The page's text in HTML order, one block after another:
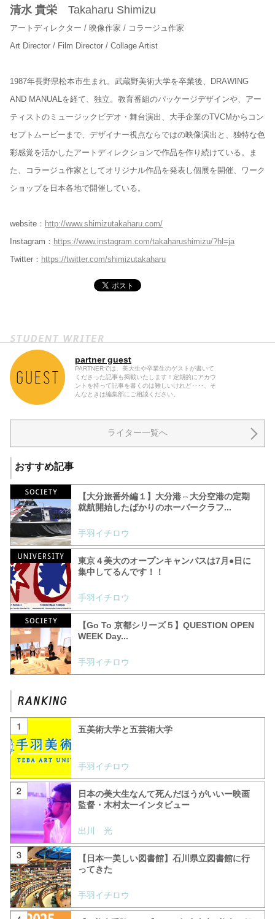
清水 貴栄 Takaharu Shimizu
アートディレクター / 映像作家 / コラージュ作家
Art Director / Film Director / Collage Artist
1987年長野県松本市生まれ。武蔵野美術大学を卒業後、DRAWING
AND MANUALを経て、独立。教育番組のパッケージデザインや、アー
ティストのミュージックビデオ・舞台演出、大手企業のTVCMからコン
セプトムービーまで、デザイナー視点ならではの映像演出と、独特な色
彩感覚を活かしたアートディレクションで作品を作り続けている。ま
た、コラージュ作家としてオリジナル作品を発表し個展を開催、ワーク
ショップを日本各地で開催している。
website： http://www.shimizutakaharu.com/
Instagram： https://www.instagram.com/takaharushimizu/?hl=ja
Twitter： https://twitter.com/shimizutakaharu
partner guest
PARTNERでは、美大生や卒業生のゲストが書いて
くださった記事も掲載いたします！定期的にアカウ
ントを持って記事を書くのは難しいけれど‥‥、そ
んなときは編集部にご相談ください。
ライター一覧へ
おすすめ記事
【大分旅番外編１】大分港⇔大分空港の定期
就航開始したばかりのホーバークラフ...
手羽イチロウ
東京４美大のオープンキャンパスは7月●日に
集中してるんです！！
手羽イチロウ
【Go To 京都シリーズ５】QUESTION OPEN
WEEK Day...
手羽イチロウ
五美術大学と五芸術大学
手羽イチロウ
日本の美大生なんて死んだほうがいいー映画
監督・木村太一インタビュー
出川 光
【日本一美しい図書館】石川県立図書館に行
ってきた
手羽イチロウ